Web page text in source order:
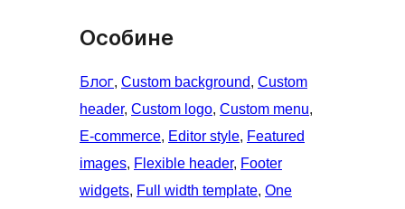
Особине
Блог, Custom background, Custom
header, Custom logo, Custom menu
E-commerce, Editor style, Featured
images, Flexible header, Footer
widgets, Full width template, One